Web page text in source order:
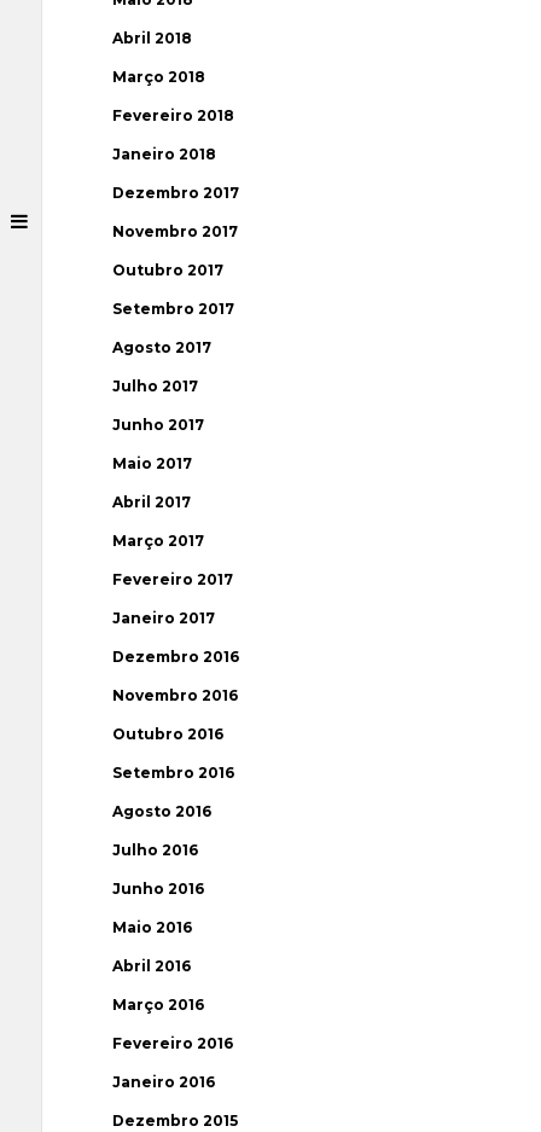
Abril 2018
Março 2018
Fevereiro 2018
Janeiro 2018
Dezembro 2017
Novembro 2017
Outubro 2017
Setembro 2017
Agosto 2017
Julho 2017
Junho 2017
Maio 2017
Abril 2017
Março 2017
Fevereiro 2017
Janeiro 2017
Dezembro 2016
Novembro 2016
Outubro 2016
Setembro 2016
Agosto 2016
Julho 2016
Junho 2016
Maio 2016
Abril 2016
Março 2016
Fevereiro 2016
Janeiro 2016
Dezembro 2015